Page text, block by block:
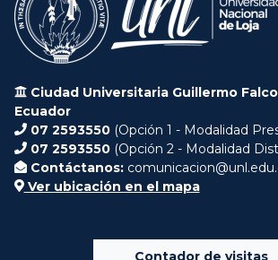
Ciudad Universitaria Guillermo
Ecuador
07 2593550 (Opción 1 - Modalidad
07 2593550 (Opción 2 - Modalidad
Contáctanos:
Ver ubicación en el mapa
Contador de visitas